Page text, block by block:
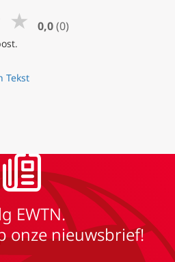
★ 0,0 (0)
Tekst
EWTN.
onze nieuwsbrief!